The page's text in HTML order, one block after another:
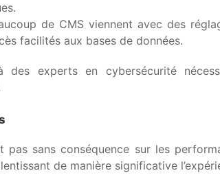
de CMS viennent avec des
facilités aux bases de données.
experts en cybersécurité
pas sans conséquence sur les
de manière significative